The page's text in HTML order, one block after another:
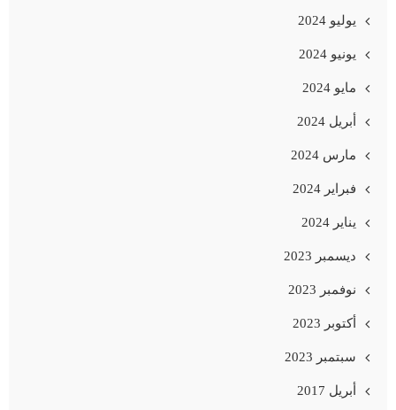
يوليو 2024
يونيو 2024
مايو 2024
أبريل 2024
مارس 2024
فبراير 2024
يناير 2024
ديسمبر 2023
نوفمبر 2023
أكتوبر 2023
سبتمبر 2023
أبريل 2017